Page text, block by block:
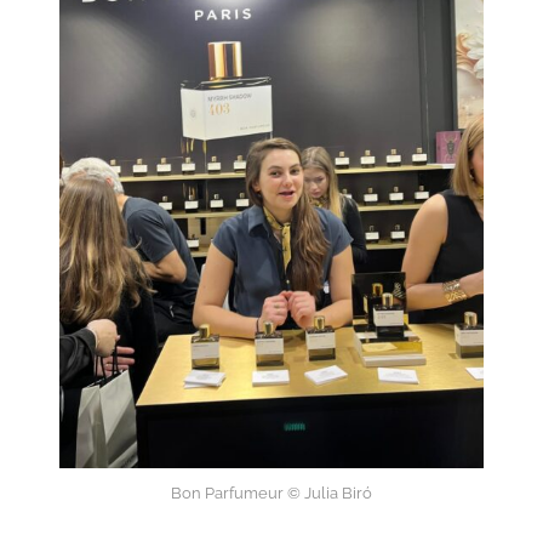
Bon Parfumeur © Julia Biró